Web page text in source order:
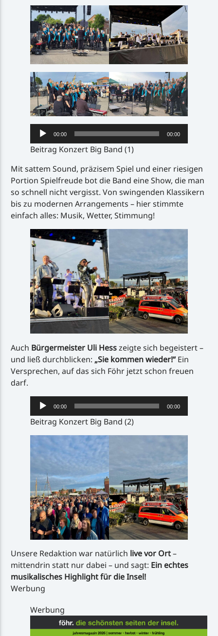
Audio-
Player
00:00 00:00
Beitrag Konzert Big Band (1)
Mit sattem Sound, präzisem Spiel und einer riesigen
Portion Spielfreude bot die Band eine Show, die man
so schnell nicht vergisst. Von swingenden Klassikern
bis zu modernen Arrangements – hier stimmte
einfach alles: Musik, Wetter, Stimmung!
Auch Bürgermeister Uli Hesszeigte sich begeistert –
und ließ durchblicken: „Sie kommen wieder!“Ein
Versprechen, auf das sich Föhr jetzt schon freuen
darf.
Audio-
Player
00:00 00:00
Beitrag Konzert Big Band (2)
Unsere Redaktion war natürlich live vor Ort–
mittendrin statt nur dabei – und sagt: Ein echtes
musikalisches Highlight für die Insel!
Werbung
Werbung